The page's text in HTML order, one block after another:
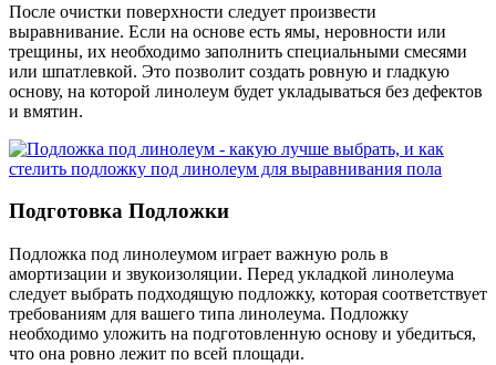
После очистки поверхности следует произвести
выравнивание. Если на основе есть ямы, неровности или
трещины, их необходимо заполнить специальными смесями
или шпатлевкой. Это позволит создать ровную и гладкую
основу, на которой линолеум будет укладываться без дефектов
и вмятин.
Подготовка Подложки
Подложка под линолеумом играет важную роль в
амортизации и звукоизоляции. Перед укладкой линолеума
следует выбрать подходящую подложку, которая соответствует
требованиям для вашего типа линолеума. Подложку
необходимо уложить на подготовленную основу и убедиться,
что она ровно лежит по всей площади.